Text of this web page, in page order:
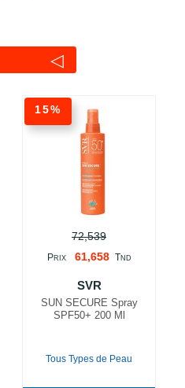
◁
15%
72,539
PRIX 61,658 TND
SVR
SUN SECURE Spray
SPF50+ 200 Ml
Tous Types de Peau